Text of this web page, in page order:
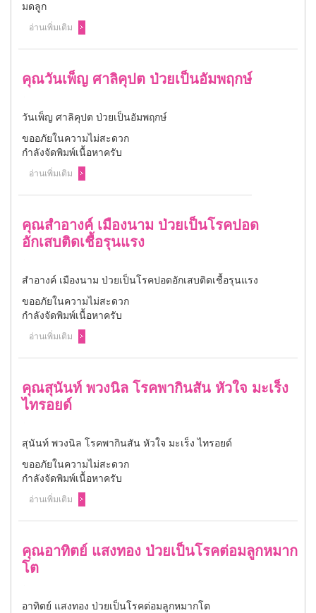
มดลูก
อ่านเพิ่มเติม
คุณวันเพ็ญ ศาลิคุปต ป่วยเป็นอัมพฤกษ์
วันเพ็ญ ศาลิคุปต ป่วยเป็นอัมพฤกษ์
ขออภัยในความไม่สะดวก
กำลังจัดพิมพ์เนื้อหาครับ
อ่านเพิ่มเติม
คุณสำอางค์ เมืองนาม ป่วยเป็นโรคปอด
อักเสบติดเชื้อรุนแรง
สำอางค์ เมืองนาม ป่วยเป็นโรคปอดอักเสบติดเชื้อรุนแรง
ขออภัยในความไม่สะดวก
กำลังจัดพิมพ์เนื้อหาครับ
อ่านเพิ่มเติม
คุณสุนันท์ พวงนิล โรคพากินสัน หัวใจ มะเร็ง
ไทรอยด์
สุนันท์ พวงนิล โรคพากินสัน หัวใจ มะเร็ง ไทรอยด์
ขออภัยในความไม่สะดวก
กำลังจัดพิมพ์เนื้อหาครับ
อ่านเพิ่มเติม
คุณอาทิตย์ แสงทอง ป่วยเป็นโรคต่อมลูกหมาก
โต
อาทิตย์ แสงทอง ป่วยเป็นโรคต่อมลูกหมากโต